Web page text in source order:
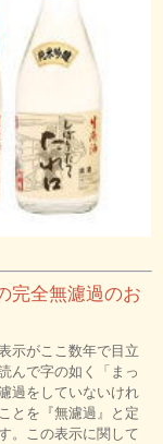
完全無濾過のお
示がここ数年で目立
んで字の如く「まっ
過をしていないけれ
とを『無濾過』と定
。この表示に関して